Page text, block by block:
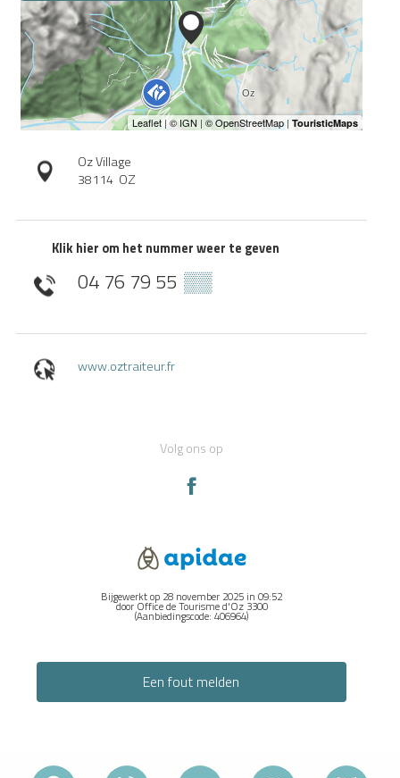
Oz Village
38114 OZ
Klik hier om het nummer weer te geven
04 76 79 55 ▒▒
www.oztraiteur.fr
Volg ons op
Bijgewerkt op 28 november 2025 in 09:52
door Office de Tourisme d'Oz 3300
(Aanbiedingscode: 406964)
Een fout melden